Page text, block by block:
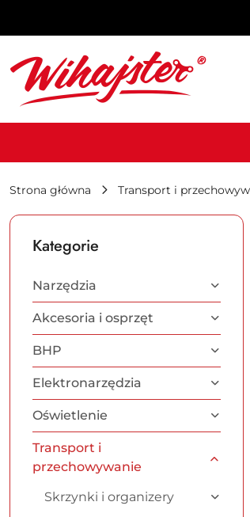
Strona główna Transport i
Kategorie
Narzędzia
Akcesoria i osprzęt
BHP
Elektronarzędzia
Oświetlenie
Transport i
przechowywanie
Skrzynki i organizery